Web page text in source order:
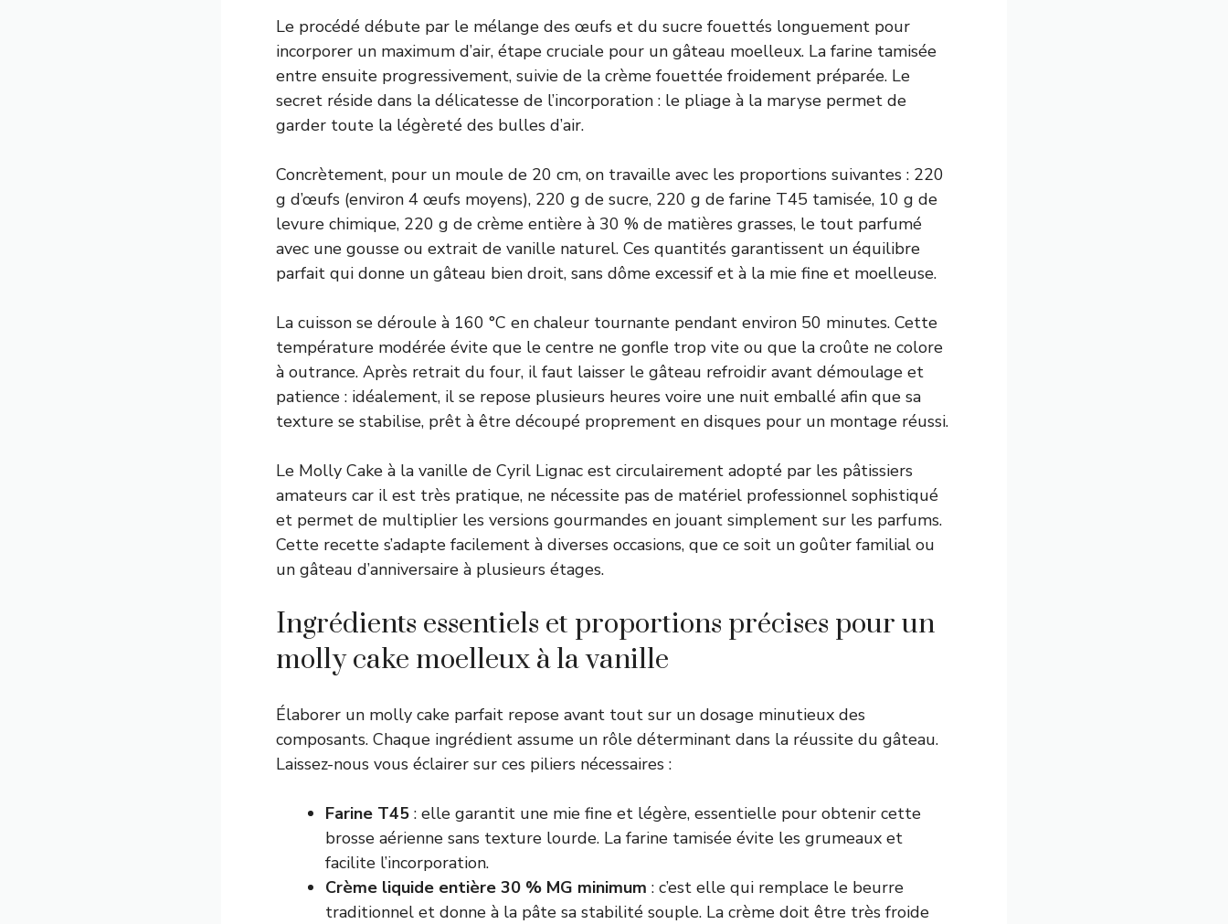
Le procédé débute par le mélange des œufs et du sucre fouettés longuement pour
incorporer un maximum d’air, étape cruciale pour un gâteau moelleux. La farine tamisée
entre ensuite progressivement, suivie de la crème fouettée froidement préparée. Le
secret réside dans la délicatesse de l’incorporation : le pliage à la maryse permet de
garder toute la légèreté des bulles d’air.
Concrètement, pour un moule de 20 cm, on travaille avec les proportions suivantes : 220
g d’œufs (environ 4 œufs moyens), 220 g de sucre, 220 g de farine T45 tamisée, 10 g de
levure chimique, 220 g de crème entière à 30 % de matières grasses, le tout parfumé
avec une gousse ou extrait de vanille naturel. Ces quantités garantissent un équilibre
parfait qui donne un gâteau bien droit, sans dôme excessif et à la mie fine et moelleuse.
La cuisson se déroule à 160 °C en chaleur tournante pendant environ 50 minutes. Cette
température modérée évite que le centre ne gonfle trop vite ou que la croûte ne colore
à outrance. Après retrait du four, il faut laisser le gâteau refroidir avant démoulage et
patience : idéalement, il se repose plusieurs heures voire une nuit emballé afin que sa
texture se stabilise, prêt à être découpé proprement en disques pour un montage réussi.
Le Molly Cake à la vanille de Cyril Lignac est circulairement adopté par les pâtissiers
amateurs car il est très pratique, ne nécessite pas de matériel professionnel sophistiqué
et permet de multiplier les versions gourmandes en jouant simplement sur les parfums.
Cette recette s’adapte facilement à diverses occasions, que ce soit un goûter familial ou
un gâteau d’anniversaire à plusieurs étages.
Ingrédients essentiels et proportions précises pour un
molly cake moelleux à la vanille
Élaborer un molly cake parfait repose avant tout sur un dosage minutieux des
composants. Chaque ingrédient assume un rôle déterminant dans la réussite du gâteau.
Laissez-nous vous éclairer sur ces piliers nécessaires :
Farine T45 : elle garantit une mie fine et légère, essentielle pour obtenir cette
brosse aérienne sans texture lourde. La farine tamisée évite les grumeaux et
facilite l’incorporation.
Crème liquide entière 30 % MG minimum : c’est elle qui remplace le beurre
traditionnel et donne à la pâte sa stabilité souple. La crème doit être très froide